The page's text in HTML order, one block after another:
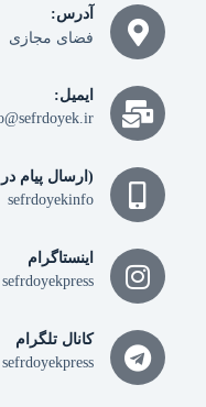
آدرس:
فضای مجازی
ایمیل:
(ارسال پیام
sefrdoyekinfo
اینستاگرام
sefrdoyekpress
کانال تلگرام
sefrdoyekpress